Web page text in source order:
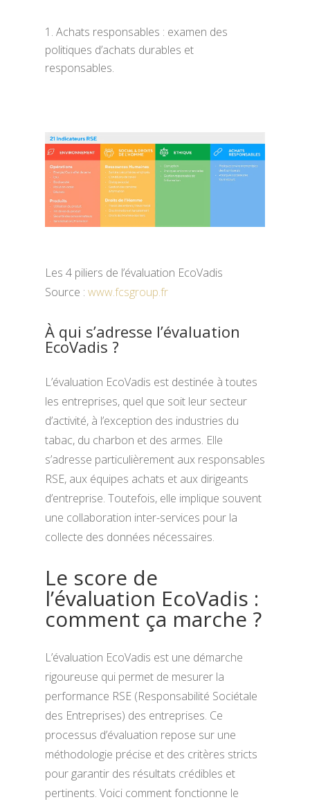
Achats responsables : examen des
politiques d’achats durables et
responsables.
Les 4 piliers de l’évaluation EcoVadis
Source : www.fcsgroup.fr
À qui s’adresse l’évaluation
EcoVadis ?
L’évaluation EcoVadis est destinée à toutes
les entreprises, quel que soit leur secteur
d’activité, à l’exception des industries du
tabac, du charbon et des armes. Elle
s’adresse particulièrement aux responsables
RSE, aux équipes achats et aux dirigeants
d’entreprise. Toutefois, elle implique souvent
une collaboration inter-services pour la
collecte des données nécessaires.
Le score de
l’évaluation EcoVadis :
comment ça marche ?
L’évaluation EcoVadis est une démarche
rigoureuse qui permet de mesurer la
performance RSE (Responsabilité Sociétale
des Entreprises) des entreprises. Ce
processus d’évaluation repose sur une
méthodologie précise et des critères stricts
pour garantir des résultats crédibles et
pertinents. Voici comment fonctionne le